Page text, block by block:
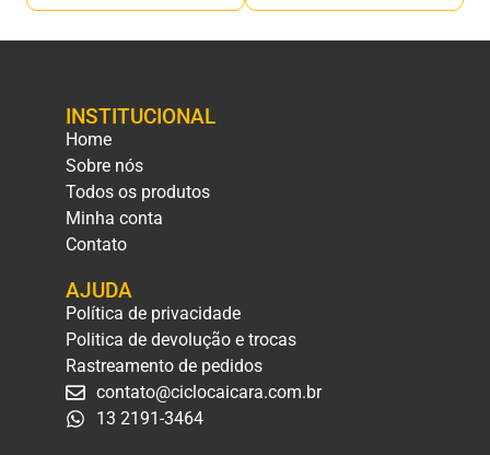
INSTITUCIONAL
Home
Sobre nós
Todos os produtos
Minha conta
Contato
AJUDA
Política de privacidade
Politica de devolução e trocas
Rastreamento de pedidos
contato@ciclocaicara.com.br
13 2191-3464